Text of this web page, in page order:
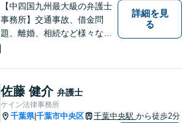
【中四国九州最大級の弁護士
事務所】交通事故、借金問
題、離婚、相続など様々な問
い！
詳細を見
る
佐藤 健介 弁護士
ケイン法律事務所
千葉県|千葉市中央区 千葉中央駅 から徒歩2分